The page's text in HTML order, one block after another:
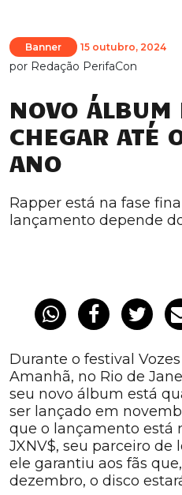
Banner 15 outubro, 2024
por Redação PerifaCon
NOVO ÁLBUM
CHEGAR ATÉ
ANO
Rapper está na fase
lançamento depende
Durante o festival
Amanhã, no Rio de
seu novo álbum está
ser lançado em
que o lançamento está
JXNV$, seu parceiro de
ele garantiu aos fãs
dezembro, o disco